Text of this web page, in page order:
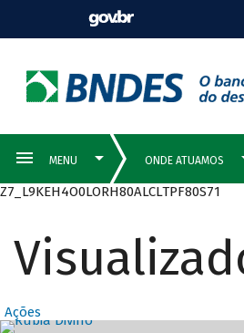
Z7_L9KEH4O0LORH80ALCLTPF80S71
Ações